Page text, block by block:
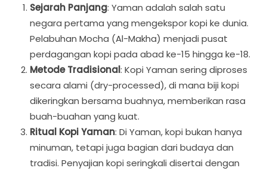
Sejarah Panjang: Yaman adalah salah satu
negara pertama yang mengekspor kopi ke dunia.
Pelabuhan Mocha (Al-Makha) menjadi pusat
perdagangan kopi pada abad ke-15 hingga ke-18.
Metode Tradisional: Kopi Yaman sering diproses
secara alami (dry-processed), di mana biji kopi
dikeringkan bersama buahnya, memberikan rasa
buah-buahan yang kuat.
Ritual Kopi Yaman: Di Yaman, kopi bukan hanya
minuman, tetapi juga bagian dari budaya dan
tradisi. Penyajian kopi seringkali disertai dengan